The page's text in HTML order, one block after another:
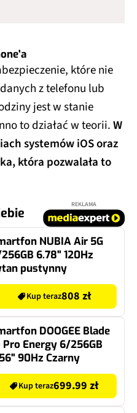
które nie
z telefonu lub
jest w stanie
to działać w teorii.W
systemów iOS oraz
która pozwalała to
REKLAMA
NUBIA Air 5G
6.78" 120Hz
pustynny
Kup teraz808 zł
DOOGEE Blade
Pro Energy 6/256GB
90Hz Czarny
Kup teraz699.99 zł